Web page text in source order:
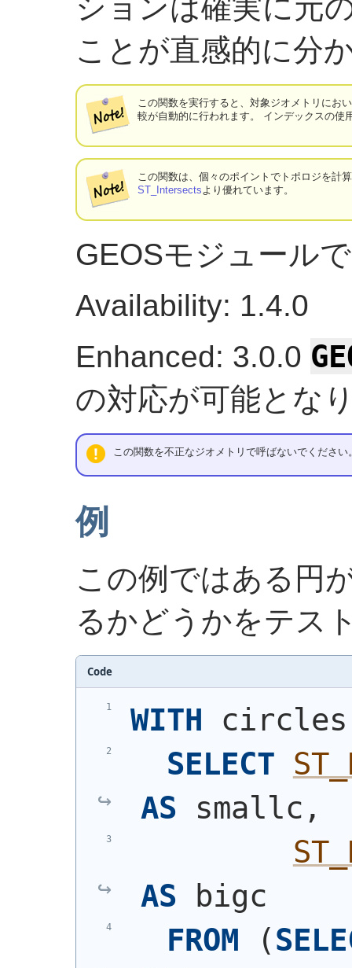
ションは確実に元
ことが直感的に分
この関数を実行すると、対象ジオメトリにお
較が自動的に行われます。 インデックスの使
この関数は、個々のポイントでトポロジを計
ST_Intersectsより優れています。
GEOSモジュール
Availability: 1.4.0
Enhanced: 3.0.0
の対応が可能とな
この関数を不正なジオメトリで呼ばないでくださ
例
この例ではある円
るかどうかをテス
Code
WITH
SELECT
AS smallc,
AS bigc
FROM
(